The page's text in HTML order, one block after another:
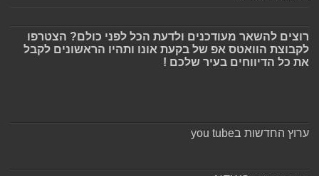
רוצים להשאר מעודכנים ולדעת הכל לפני כולם? הצטרפו
לקבוצת הוואטס אפ של בקעת אונו ותהיו הראשונים לקבל
את כל הדיווחים בעיר שלכם !
ערוץ החדשות בyou tube